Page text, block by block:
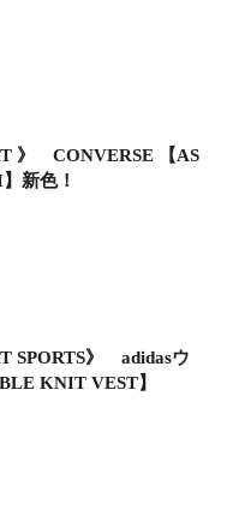
》 CONVERSE 【AS
新色！
SPORTS》 adidasウ
KNIT VEST】